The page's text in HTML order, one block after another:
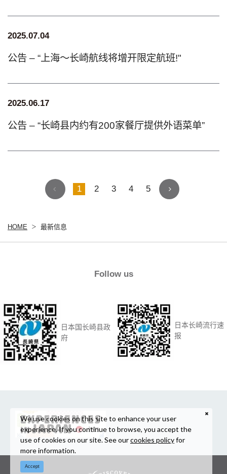
2025.07.04
公告 – “上海～长崎航线将增开限定航班!"
2025.06.17
公告 – “长崎县内约有200家餐厅提供外语菜单”
1 2 3 4 5
HOME 最新信息
Follow us
日本国长崎县政
府
日本长崎流行速
报
We use cookies on this site to enhance your user
experience. If you continue to browse, you accept the
use of cookies on our site. See ourcookies policyfor
more information.
Accept